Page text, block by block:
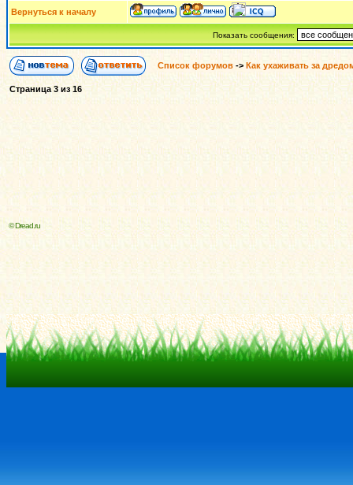
Вернуться к началу
Показать сообщения:
Список форумов -> Как ухаживать за
Страница3из16
© Dread.ru